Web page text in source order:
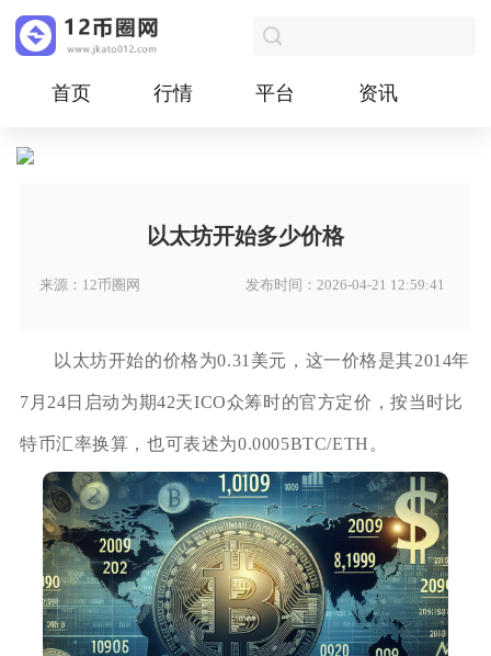
首页 行情 平台 资讯
以太坊开始多少价格
来源：12币圈网 发布时间：2026-04-21 12:59:41
以太坊开始的价格为0.31美元，这一价格是其2014年
7月24日启动为期42天ICO众筹时的官方定价，按当时比
特币汇率换算，也可表述为0.0005BTC/ETH。